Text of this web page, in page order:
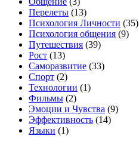
Перелеты (13)
Психология Личности (35)
Психология общения (9)
Путешествия (39)
Рост (13)
Саморазвитие (33)
Спорт (2)
Технологии (1)
Фильмы (2)
Эмоции и Чувства (9)
Эффективность (14)
Языки (1)